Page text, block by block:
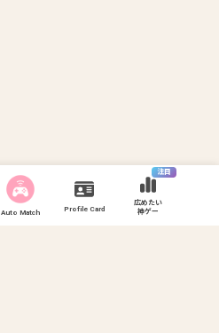
Auto Match Profile Card
注目
広めたい
神ゲー